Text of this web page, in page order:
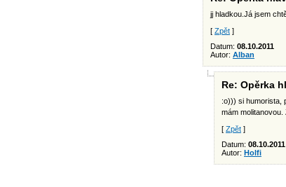
jj hladkou.Já jsem
[ Zpět ]
Datum: 08.10.2011
Autor: Alban
Re: Opěrka
:o))) si humorista,
mám
[ Zpět ]
Datum: 08.10.2011
Autor: Holfi